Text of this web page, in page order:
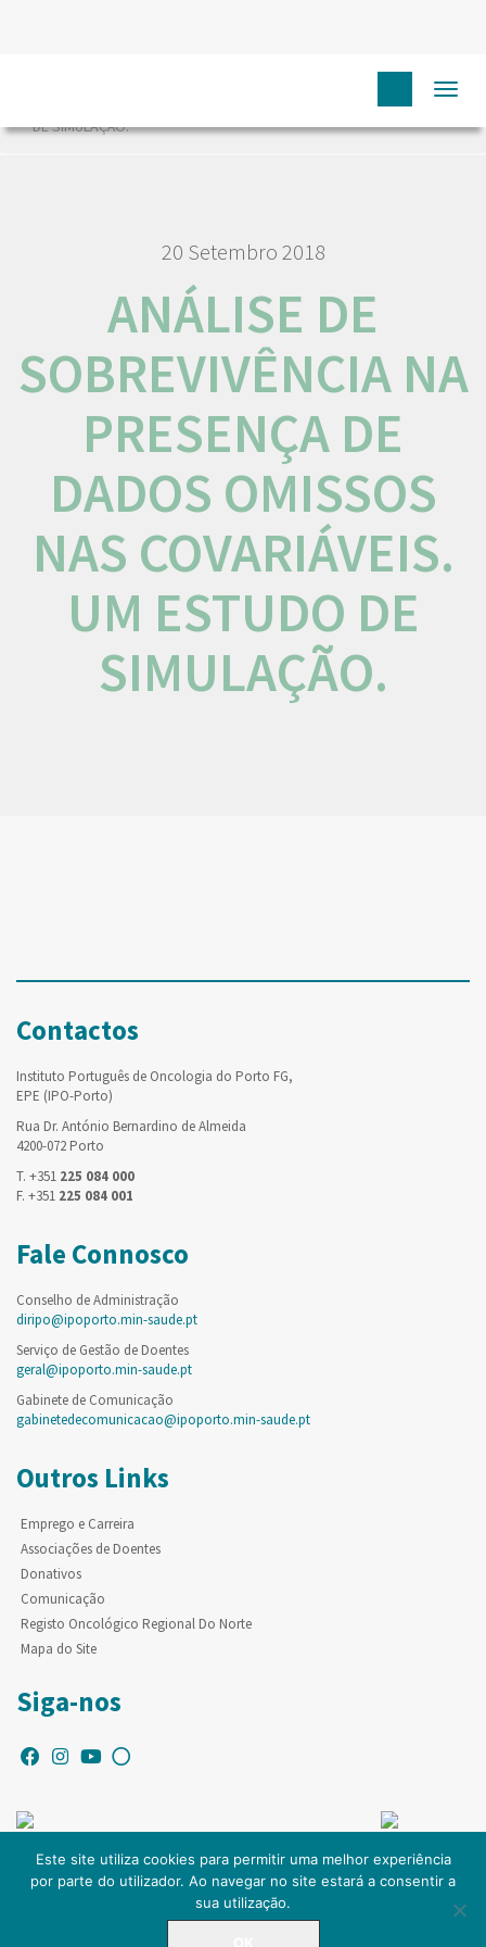
ANÁLISE DE SOBREVIVÊNCIA
NA PRESENÇA DE DADOS OMISSOS NAS COVARIÁVEIS. UM ESTUDO
DE SIMULAÇÃO.
20 Setembro 2018
ANÁLISE DE
SOBREVIVÊNCIA NA
PRESENÇA DE
DADOS OMISSOS
NAS COVARIÁVEIS.
UM ESTUDO DE
SIMULAÇÃO.
Contactos
Instituto Português de Oncologia do Porto FG,
EPE (IPO-Porto)
Rua Dr. António Bernardino de Almeida
4200-072 Porto
T. +351 225 084 000
F. +351 225 084 001
Fale Connosco
Conselho de Administração
diripo@ipoporto.min-saude.pt
Serviço de Gestão de Doentes
geral@ipoporto.min-saude.pt
Gabinete de Comunicação
gabinetedecomunicacao@ipoporto.min-saude.pt
Outros Links
Emprego e Carreira
Associações de Doentes
Donativos
Comunicação
Registo Oncológico Regional Do Norte
Mapa do Site
Siga-nos
© Copyright IPO-PORTO. Todos os direitos reservados.
Este site utiliza cookies para permitir uma melhor experiência
por parte do utilizador. Ao navegar no site estará a consentir a
sua utilização.